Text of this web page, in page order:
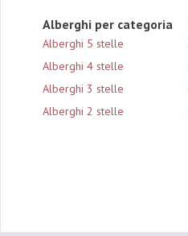
Alberghi per categoria
Alberghi 5 stelle
Alberghi 4 stelle
Alberghi 3 stelle
Alberghi 2 stelle